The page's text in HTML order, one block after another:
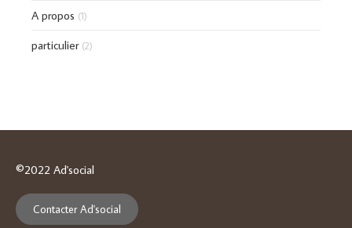
A propos (1)
particulier (2)
©2022 Ad'social
Contacter Ad'social